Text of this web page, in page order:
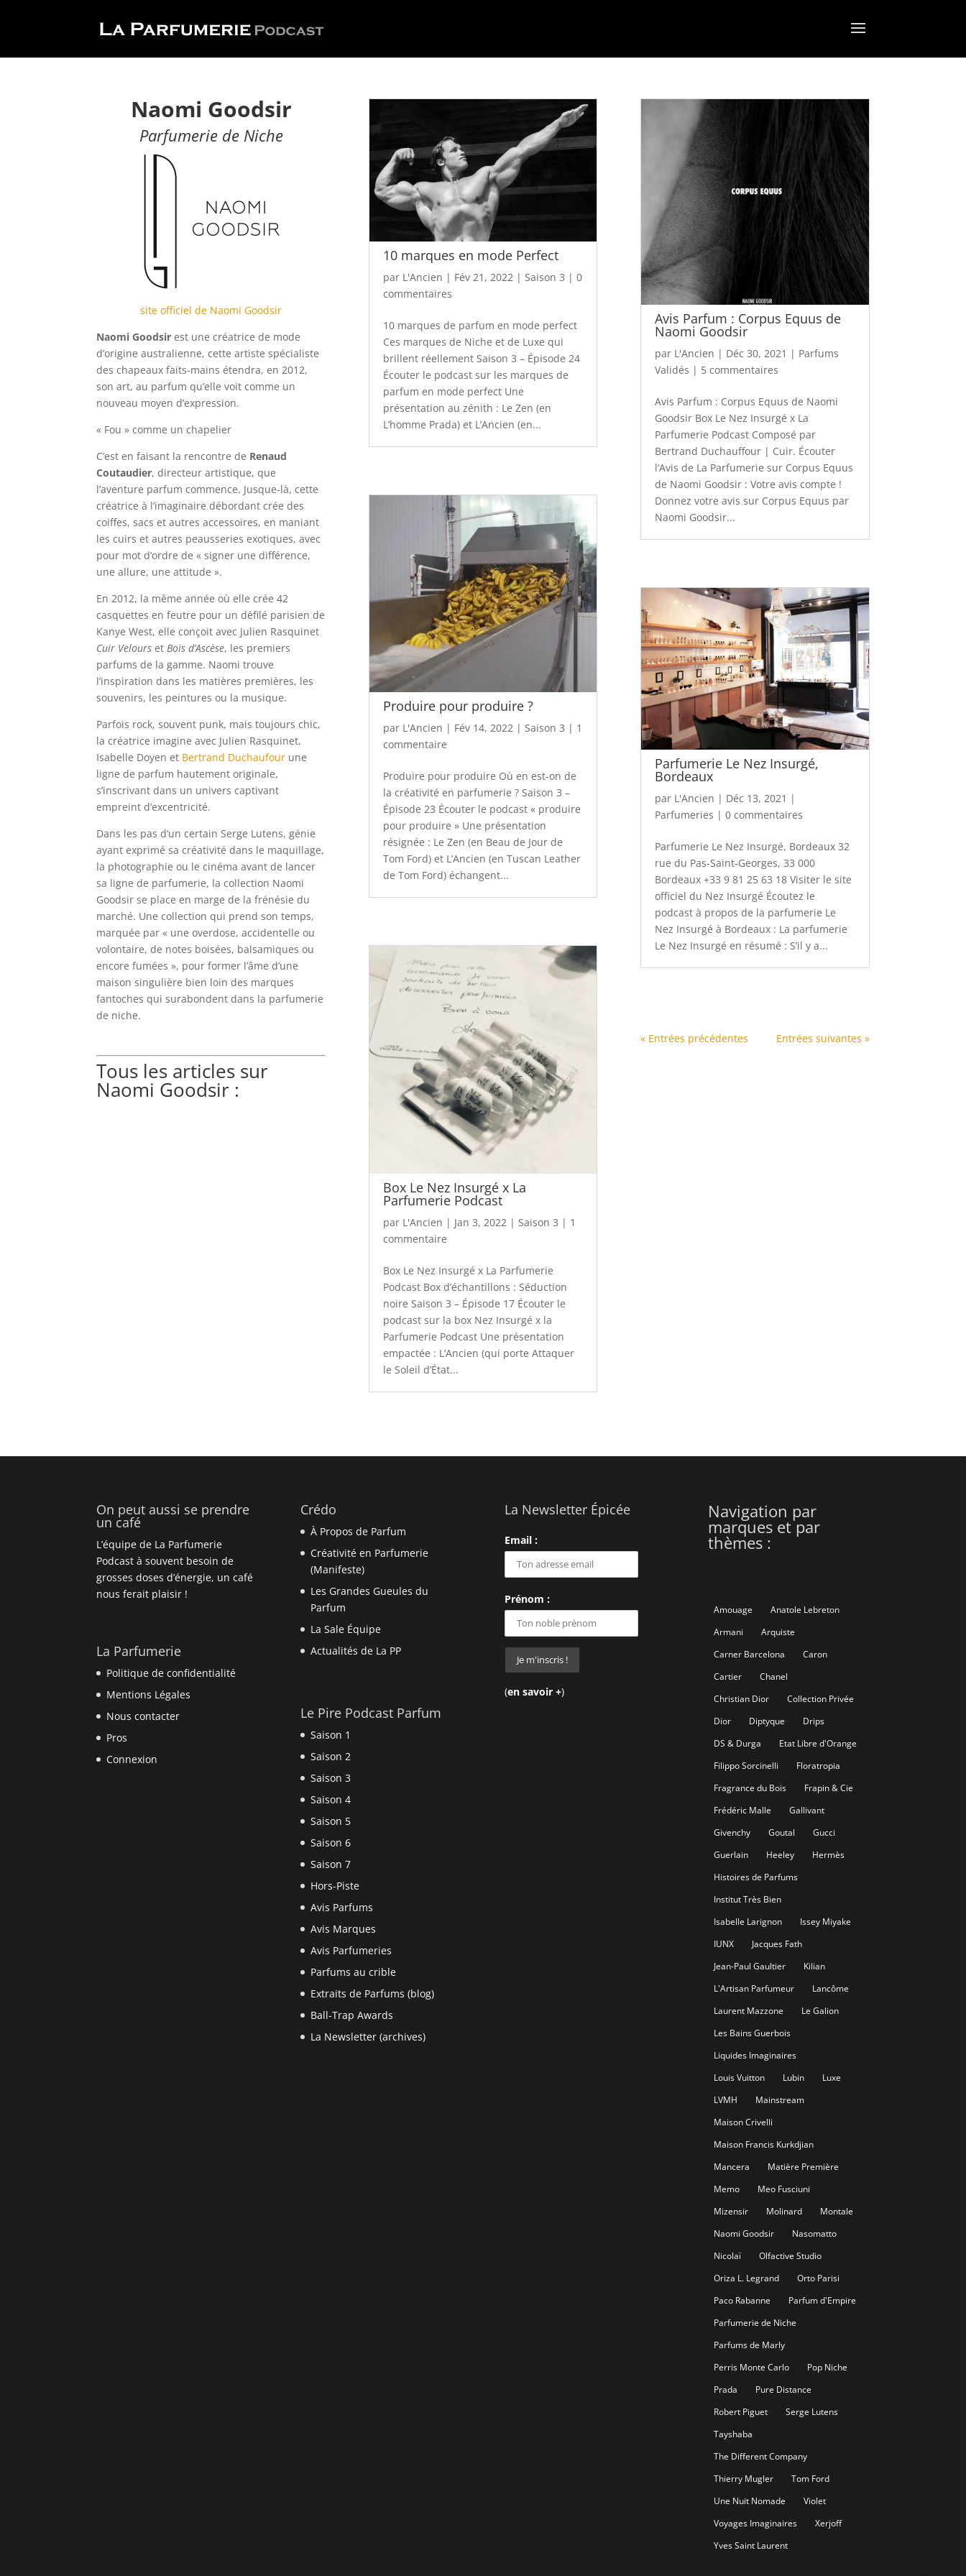
Naomi Goodsir
Parfumerie de Niche
site officiel de Naomi Goodsir
Naomi Goodsir est une créatrice de mode
d’origine australienne, cette artiste spécialiste
des chapeaux faits-mains étendra, en 2012,
son art, au parfum qu’elle voit comme un
nouveau moyen d’expression.
« Fou » comme un chapelier
C’est en faisant la rencontre de Renaud
Coutaudier, directeur artistique, que
l’aventure parfum commence. Jusque-là, cette
créatrice à l’imaginaire débordant crée des
coiffes, sacs et autres accessoires, en maniant
les cuirs et autres peausseries exotiques, avec
pour mot d’ordre de « signer une différence,
une allure, une attitude ».
En 2012, la même année où elle crée 42
casquettes en feutre pour un défilé parisien de
Kanye West, elle conçoit avec Julien Rasquinet
Cuir Velours etBois d’Ascèse, les premiers
parfums de la gamme. Naomi trouve
l’inspiration dans les matières premières, les
souvenirs, les peintures ou la musique.
Parfois rock, souvent punk, mais toujours chic,
la créatrice imagine avec Julien Rasquinet,
Isabelle Doyen et Bertrand Duchaufour une
ligne de parfum hautement originale,
s’inscrivant dans un univers captivant
empreint d’excentricité.
Dans les pas d’un certain Serge Lutens, génie
ayant exprimé sa créativité dans le maquillage,
la photographie ou le cinéma avant de lancer
sa ligne de parfumerie, la collection Naomi
Goodsir se place en marge de la frénésie du
marché. Une collection qui prend son temps,
marquée par « une overdose, accidentelle ou
volontaire, de notes boisées, balsamiques ou
encore fumées », pour former l’âme d’une
maison singulière bien loin des marques
fantoches qui surabondent dans la parfumerie
de niche.
Tous les articles sur
Naomi Goodsir :
10 marques en mode Perfect
par L'Ancien | Fév 21, 2022| Saison 3 | 0
commentaires
10 marques de parfum en mode perfect
Ces marques de Niche et de Luxe qui
brillent réellement Saison 3 – Épisode 24
Écouter le podcast sur les marques de
parfum en mode perfect Une
présentation au zénith : Le Zen (en
L’homme Prada) et L’Ancien (en...
Produire pour produire ?
par L'Ancien | Fév 14, 2022| Saison 3 | 1
commentaire
Produire pour produire Où en est-on de
la créativité en parfumerie ? Saison 3 –
Épisode 23 Écouter le podcast « produire
pour produire » Une présentation
résignée : Le Zen (en Beau de Jour de
Tom Ford) et L’Ancien (en Tuscan Leather
de Tom Ford) échangent...
Box Le Nez Insurgé x La
Parfumerie Podcast
par L'Ancien | Jan 3, 2022| Saison 3 | 1
commentaire
Box Le Nez Insurgé x La Parfumerie
Podcast Box d’échantillons : Séduction
noire Saison 3 – Épisode 17 Écouter le
podcast sur la box Nez Insurgé x la
Parfumerie Podcast Une présentation
empactée : L’Ancien (qui porte Attaquer
le Soleil d’État...
Avis Parfum : Corpus Equus de
Naomi Goodsir
par L'Ancien | Déc 30, 2021 | Parfums
Validés | 5 commentaires
Avis Parfum : Corpus Equus de Naomi
Goodsir Box Le Nez Insurgé x La
Parfumerie Podcast Composé par
Bertrand Duchauffour | Cuir. Écouter
l’Avis de La Parfumerie sur Corpus Equus
de Naomi Goodsir : Votre avis compte !
Donnez votre avis sur Corpus Equus par
Naomi Goodsir...
Parfumerie Le Nez Insurgé,
Bordeaux
par L'Ancien | Déc 13, 2021 |
Parfumeries |0 commentaires
Parfumerie Le Nez Insurgé, Bordeaux 32
rue du Pas-Saint-Georges, 33 000
Bordeaux +33 9 81 25 63 18 Visiter le site
officiel du Nez Insurgé Écoutez le
podcast à propos de la parfumerie Le
Nez Insurgé à Bordeaux : La parfumerie
Le Nez Insurgé en résumé : S’il y a...
« Entrées précédentes Entrées suivantes »
On peut aussi se prendre
un café
L’équipe de La Parfumerie
Podcast à souvent besoin de
grosses doses d’énergie, un café
nous ferait plaisir !
La Parfumerie
Politique de confidentialité
Mentions Légales
Nous contacter
Pros
Connexion
Crédo
À Propos de Parfum
Créativité en Parfumerie
(Manifeste)
Les Grandes Gueules du
Parfum
La Sale Équipe
Actualités de La PP
Le Pire Podcast Parfum
Saison 1
Saison 2
Saison 3
Saison 4
Saison 5
Saison 6
Saison 7
Hors-Piste
Avis Parfums
Avis Marques
Avis Parfumeries
Parfums au crible
Extraits de Parfums (blog)
Ball-Trap Awards
La Newsletter (archives)
La Newsletter Épicée
Email :
Prénom :
(en savoir +)
Navigation par
marques et par
thèmes :
Amouage
Anatole Lebreton
Armani
Arquiste
Carner Barcelona
Caron
Cartier
Chanel
Christian Dior
Collection Privée
Dior
Diptyque
Drips
DS & Durga
Etat Libre d'Orange
Filippo Sorcinelli
Floratropia
Fragrance du Bois
Frapin & Cie
Frédéric Malle
Gallivant
Givenchy
Goutal
Gucci
Guerlain
Heeley
Hermès
Histoires de Parfums
Institut Très Bien
Isabelle Larignon
Issey Miyake
IUNX
Jacques Fath
Jean-Paul Gaultier
Kilian
L'Artisan Parfumeur
Lancôme
Laurent Mazzone
Le Galion
Les Bains Guerbois
Liquides Imaginaires
Louis Vuitton
Lubin
Luxe
LVMH
Mainstream
Maison Crivelli
Maison Francis Kurkdjian
Mancera
Matière Première
Memo
Meo Fusciuni
Mizensir
Molinard
Montale
Naomi Goodsir
Nasomatto
Nicolaï
Olfactive Studio
Oriza L. Legrand
Orto Parisi
Paco Rabanne
Parfum d'Empire
Parfumerie de Niche
Parfums de Marly
Perris Monte Carlo
Pop Niche
Prada
Pure Distance
Robert Piguet
Serge Lutens
Tayshaba
The Different Company
Thierry Mugler
Tom Ford
Une Nuit Nomade
Violet
Voyages Imaginaires
Xerjoff
Yves Saint Laurent